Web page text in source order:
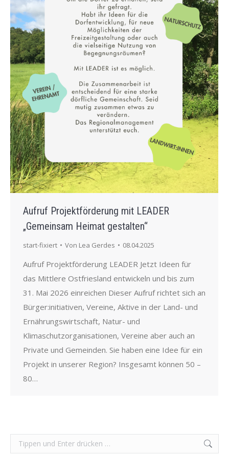
Aufruf Projektförderung mit LEADER
„Gemeinsam Heimat gestalten“
start-fixiert Von Lea Gerdes 08.04.2025
Aufruf Projektförderung LEADER Jetzt Ideen für
das Mittlere Ostfriesland entwickeln und bis zum
31. Mai 2026 einreichen Dieser Aufruf richtet sich an
Bürger:initiativen, Vereine, Aktive in der Land- und
Ernährungswirtschaft, Natur- und
Klimaschutzorganisationen, Vereine aber auch an
Private und Gemeinden. Sie haben eine Idee für ein
Projekt in unserer Region? Insgesamt können 50 –
80…
Search: